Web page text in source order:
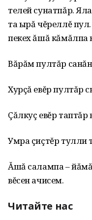
телей сунатпăр.
та ырă чĕреллĕ
пекех ăшă кăмăлпа
Вăрăм пултăр
Хурçă евĕр пултăр
Çăлкуç евĕр таптăр
Умра çиçтĕр тулли
Ăшă салампа –
вĕсен ачисем.
Читайте нас